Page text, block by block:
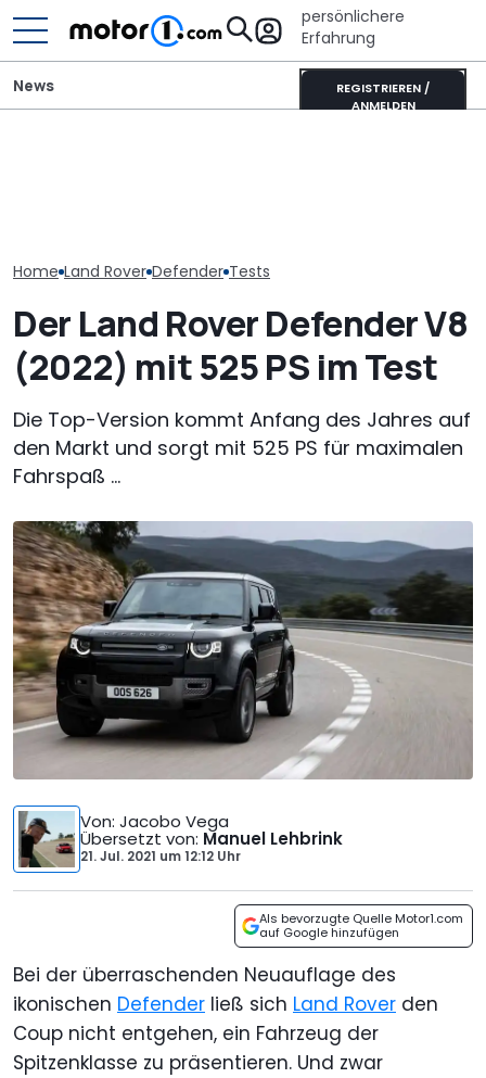
persönlichere
Erfahrung
REGISTRIEREN /
ANMELDEN
News
Home Land Rover Defender Tests
Der Land Rover Defender V8
(2022) mit 525 PS im Test
Die Top-Version kommt Anfang des Jahres auf
den Markt und sorgt mit 525 PS für maximalen
Fahrspaß ...
Von: Jacobo Vega
Übersetzt von: Manuel Lehbrink
21. Jul. 2021 um12:12 Uhr
Als bevorzugte Quelle Motor1.com
auf Google hinzufügen
Bei der überraschenden Neuauflage des
ikonischen Defender ließ sich Land Rover den
Coup nicht entgehen, ein Fahrzeug der
Spitzenklasse zu präsentieren. Und zwar